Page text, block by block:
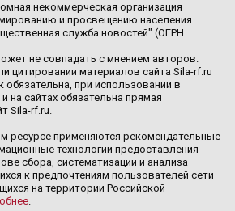
некоммерческая организация
и просвещению населения
служба новостей" (ОГРН
не совпадать с мнением авторов.
цитировании материалов сайта Sila-rf.ru
обязательна, при использовании в
на сайтах обязательна прямая
Sila-rf.ru.
ресурсе применяются рекомендательные
технологии предоставления
сбора, систематизации и анализа
к предпочтениям пользователей сети
на территории Российской
.